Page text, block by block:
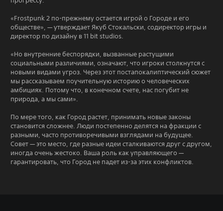
«Frostpunk 2 по-прежнему остается игрой о Городе и его
обществе», — утверждает Якуб Стокальски, содиректор игры и
директор по дизайну в 11 bit studios.
«Но внутренние беспорядки, вызванные растущими
социальными различиями, означают, что игроки столкнутся с
новыми видами угроз. Через этот постапокалиптический сюжет
мы рассказываем поучительную историю о человеческих
амбициях. Потому что, в конечном счете, нас погубит не
природа, а мы сами».
По мере того, как Город растет, принимать новые законы
становится сложнее. Люди постепенно делятся на фракции с
разными, часто противоречивыми взглядами на будущее.
Совет — это место, где разные идеи сталкиваются друг с другом,
иногда очень жестоко. Ваша роль как управляющего —
гарантировать, что Город не падет из-за этих конфликтов.